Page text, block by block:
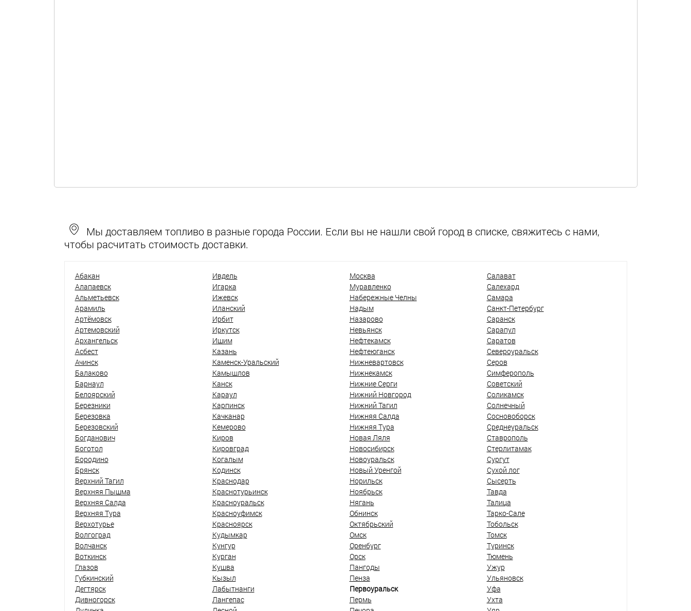
Мы доставляем топливо в разные города России. Если вы не нашли свой город в списке, свяжитесь с нами,
чтобы расчитать стоимость доставки.
Абакан
Алапаевск
Альметьевск
Арамиль
Артёмовск
Артемовский
Архангельск
Асбест
Ачинск
Балаково
Барнаул
Белоярский
Березники
Березовка
Березовский
Богданович
Боготол
Бородино
Брянск
Верхний Тагил
Верхняя Пышма
Верхняя Салда
Верхняя Тура
Верхотурье
Волгоград
Волчанск
Воткинск
Глазов
Губкинский
Дегтярск
Дивногорск
Ивдель
Игарка
Ижевск
Иланский
Ирбит
Иркутск
Ишим
Казань
Каменск-Уральский
Камышлов
Канск
Караул
Карпинск
Качканар
Кемерово
Киров
Кировград
Когалым
Кодинск
Краснодар
Краснотурьинск
Красноуральск
Красноуфимск
Красноярск
Кудымкар
Кунгур
Курган
Кушва
Кызыл
Лабытнанги
Лангепас
Москва
Муравленко
Набережные Челны
Надым
Назарово
Невьянск
Нефтекамск
Нефтеюганск
Нижневартовск
Нижнекамск
Нижние Серги
Нижний Новгород
Нижний Тагил
Нижняя Салда
Нижняя Тура
Новая Ляля
Новосибирск
Новоуральск
Новый Уренгой
Норильск
Ноябрьск
Нягань
Обнинск
Октябрьский
Омск
Оренбург
Орск
Пангоды
Пенза
Первоуральск
Пермь
Салават
Салехард
Самара
Санкт-Петербург
Саранск
Сарапул
Саратов
Североуральск
Серов
Симферополь
Советский
Соликамск
Солнечный
Сосновоборск
Среднеуральск
Ставрополь
Стерлитамак
Сургут
Сухой лог
Сысерть
Тавда
Талица
Тарко-Сале
Тобольск
Томск
Туринск
Тюмень
Ужур
Ульяновск
Уфа
Ухта